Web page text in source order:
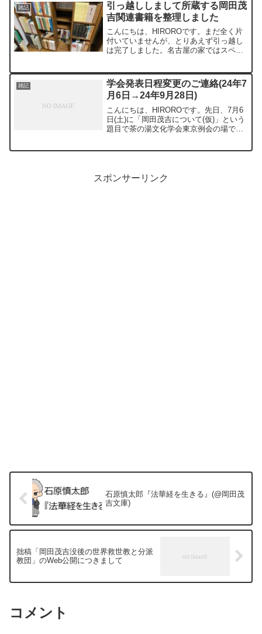
雑記
引っ越ししまして所蔵する岡田茂
吉関連書籍を整理しました
こんにちは、HIROROです。まだ全く片
付いていませんが、とりあえず引っ越し
は完了しました。名古屋の家ではスペー
た！(一部関係ないものも写ってますが
^^;)ちなみにこの...
雑記
学会発表日程変更のご連絡(24年7
月6日→24年9月28日)
こんにちは、HIROROです。先日、7月6
日(土)に「岡田茂吉について(仮)」という
題目で茶の湯文化学会東京例会の場で学
スポンサーリンク
石原慎太郎『法華経を生きる』(@岡田茂
吉文庫)
拙稿「岡田茂吉没後の世界救世教と分派
教団」のWeb公開につきまして
コメント